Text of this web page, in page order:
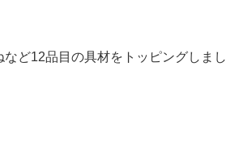
ど12品目の具材をトッピングしまし